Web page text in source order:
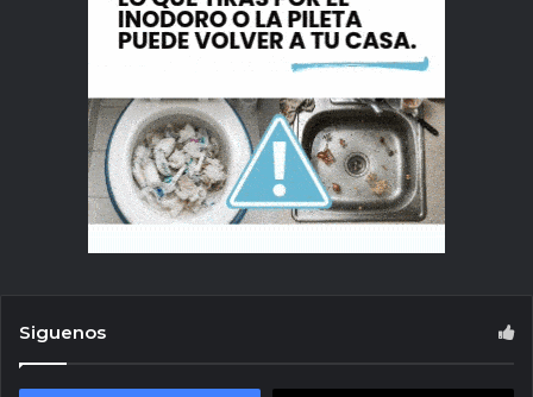
Siguenos